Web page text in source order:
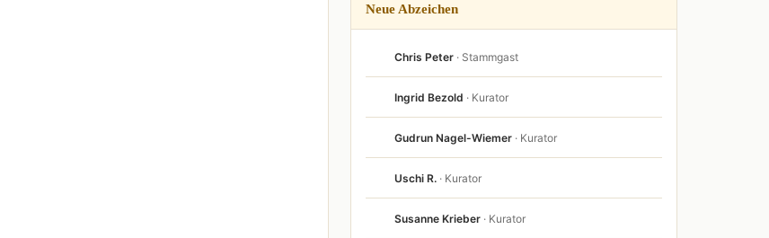
Neue Abzeichen
Chris Peter · Stammgast
Ingrid Bezold · Kurator
Gudrun Nagel-Wiemer · Kurator
Uschi R. · Kurator
Susanne Krieber · Kurator